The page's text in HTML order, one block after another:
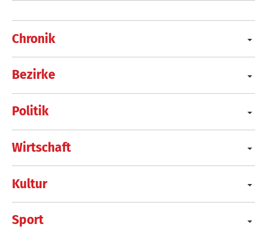
Chronik
Bezirke
Politik
Wirtschaft
Kultur
Sport